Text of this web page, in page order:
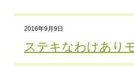
お休み中
2016年9月9日
ステキなわけあり